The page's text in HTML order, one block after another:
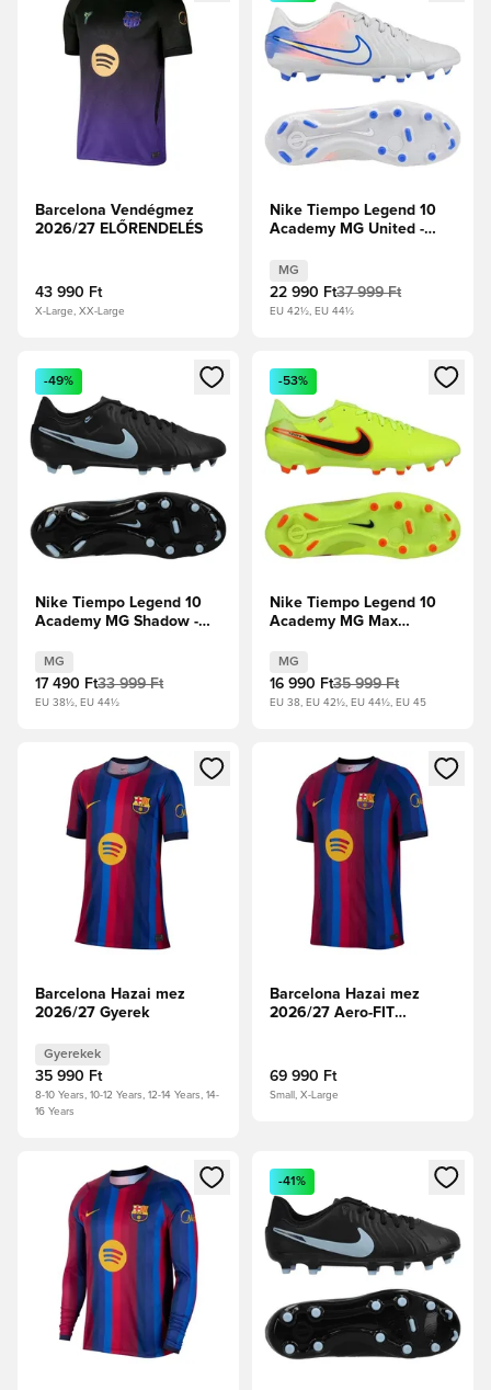
Barcelona Vendégmez
2026/27 ELŐRENDELÉS
43 990 Ft
X-Large, XX-Large
Nike Tiempo Legend 10
Academy MG United -
MG
22 990 Ft37 999 Ft
EU 42½, EU 44½
Megnyit egy modált a bejelentkezéshez vagy a tagként
-49%
Nike Tiempo Legend 10
Academy MG Shadow -
MG
17 490 Ft33 999 Ft
EU 38½, EU 44½
Megnyit egy modált a
-53%
Nike Tiempo Legend 10
Academy MG Max
MG
16 990 Ft35 999 Ft
EU 38, EU 42½, EU 44½, EU 45
Megnyit egy modált a bejelentkezéshez vagy a tagként
Barcelona Hazai mez
2026/27 Gyerek
Gyerekek
35 990 Ft
8-10 Years, 10-12 Years, 12-14 Years, 14-
16 Years
Megnyit egy modált a
Barcelona Hazai mez
2026/27 Aero-FIT
69 990 Ft
Small, X-Large
Megnyit egy modált a bejelentkezéshez vagy a tagként
Megnyit egy modált a
-41%